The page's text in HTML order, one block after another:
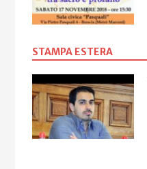
STAMPA ESTERA